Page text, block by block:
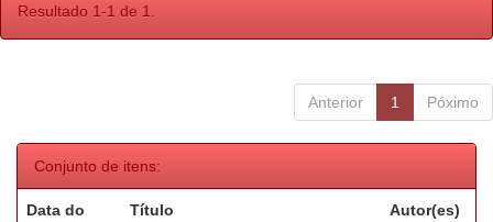
Resultado 1-1 de 1.
Anterior 1 Póximo
Conjunto de itens:
Data do
Título Autor(es)